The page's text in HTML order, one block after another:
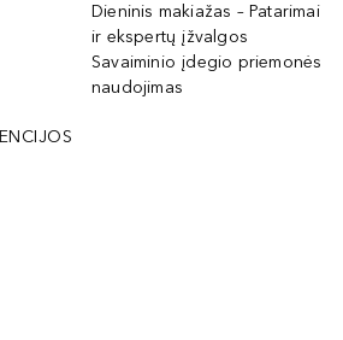
Dieninis makiažas – Patarimai
ir ekspertų įžvalgos
Savaiminio įdegio priemonės
naudojimas